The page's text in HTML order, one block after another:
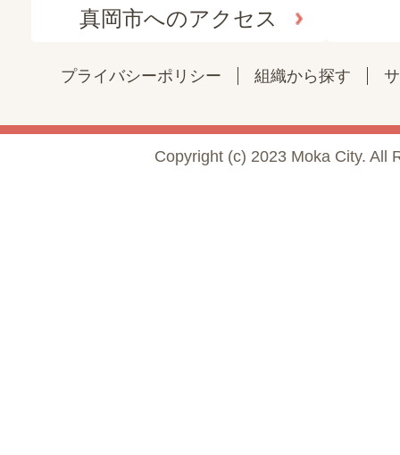
真岡市へのアクセス
プライバシーポリシー 組織から探す
Copyright (c) 2023 Moka City. All